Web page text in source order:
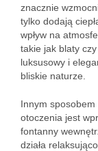
znacznie
tylko dodają
wpływ na
takie jak blaty
luksusowy i
bliskie naturze.
Innym
otoczenia jest
fontanny
działa